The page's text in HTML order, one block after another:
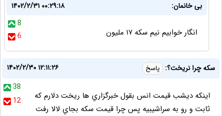
بی خانمان:
۱۴۰۲/۲/۳۱ ۰۰:۲۹:۱۸
8
6
انگار خوابیم نیم سکه ۱۷ ملیون
سكه چرا نريخت؟: پاسخ
۱۴۰۲/۲/۳۰ ۱۲:۱۱:۲۶
38
12
اينكه ديشب قيمت انس بقول خبرگزاري ها ريخت دلارم كه
ثابت و رو به سراشيبيه پس چرا قيمت سكه بجاي لالا رفت